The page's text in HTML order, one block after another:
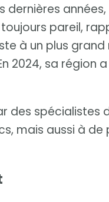
dernières
pareil,
à un plus
2024, sa région
des spécialistes
mais aussi à de